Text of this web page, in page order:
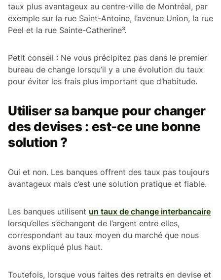
taux plus avantageux au centre-ville de Montréal, par
exemple sur la rue Saint-Antoine, l’avenue Union, la rue
Peel et la rue Sainte-Catherine³.
Petit conseil : Ne vous précipitez pas dans le premier
bureau de change lorsqu’il y a une évolution du taux
pour éviter les frais plus important que d’habitude.
Utiliser sa banque pour changer
des devises : est-ce une bonne
solution ?
Oui et non. Les banques offrent des taux pas toujours
avantageux mais c’est une solution pratique et fiable.
Les banques utilisent un taux de change interbancaire
lorsqu’elles s’échangent de l’argent entre elles,
correspondant au taux moyen du marché que nous
avons expliqué plus haut.
Toutefois, lorsque vous faites des retraits en devise et